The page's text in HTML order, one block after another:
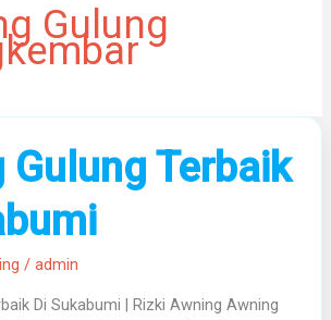
Gulung
Gulung Terbaik
/admin
Di Sukabumi | Rizki Awning Awning